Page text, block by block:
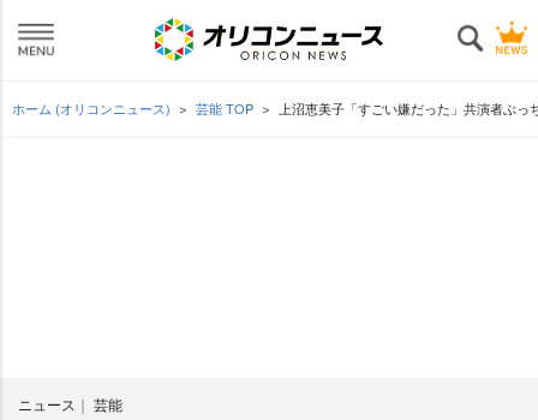
ホーム (オリコンニュース) 芸能 TOP 上沼恵美子「すごい嫌だった」共演者ぶ
ニュース 芸能